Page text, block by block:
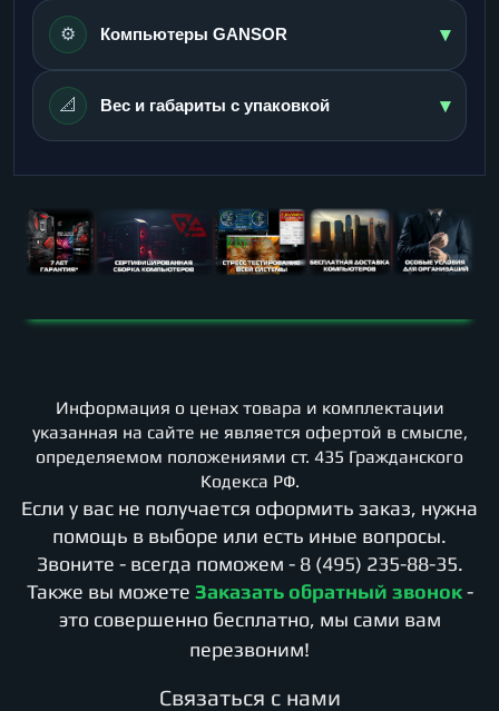
⚙️ Компьютеры GANSOR ▾
📐 Вес и габариты с упаковкой ▾
Информация о ценах товара и комплектации
указанная на сайте не является офертой в смысле,
определяемом положениями ст. 435 Гражданского
Кодекса РФ.
Если у вас не получается оформить заказ, нужна
помощь в выборе или есть иные вопросы.
Звоните - всегда поможем - 8 (495) 235-88-35.
Также вы можете Заказать обратный звонок -
это совершенно бесплатно, мы сами вам
перезвоним!
Cвязаться с нами